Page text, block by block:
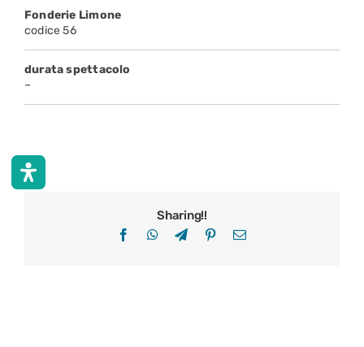
Fonderie Limone
codice 56
durata spettacolo
–
Sharing!!
FacebookWhatsApp
TelegramPinterestEmail